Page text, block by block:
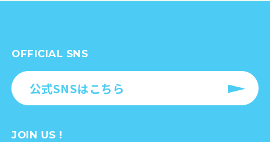
OFFICIAL SNS
公式SNSはこちら
JOIN US !